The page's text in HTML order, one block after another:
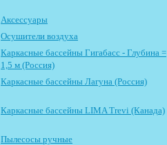
Аксессуары
Осушители воздуха
Каркасные бассейны Гигабасс - Глубина =
1,5 м (Россия)
Каркасные бассейны Лагуна (Россия)
Каркасные бассейны LIMA Trevi (Канада)
Пылесосы ручные